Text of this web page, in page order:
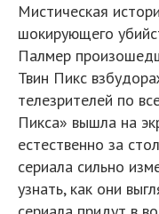
Мистическая
шокирующего
Палмер
Твин Пикс
телезрителей по
Пикса» вышла на
естественно за
сериала сильно
узнать, как они